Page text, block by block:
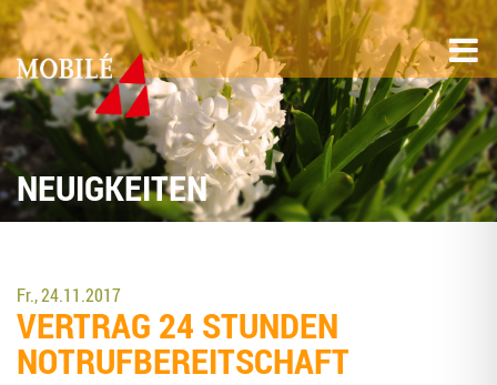
NEUIGKEITEN
Fr., 24.11.2017
VER­TRAG 24 STUN­DEN
NOTRUFBEREITSCHAFT